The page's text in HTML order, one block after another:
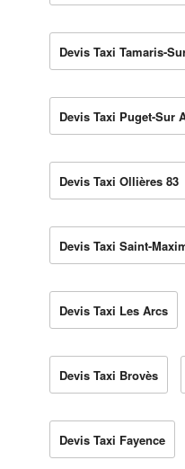
Devis Taxi Tamaris-
Devis Taxi Puget-Sur
Devis Taxi Ollières 83
Devis Taxi Saint-
Devis Taxi Les Arcs
Devis Taxi Brovès
Devis Taxi Fayence